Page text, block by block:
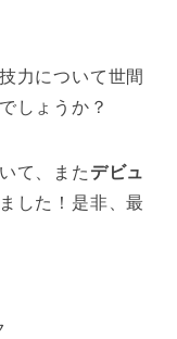
力について世間
しょうか？
て、また デビュ
した！是非、最